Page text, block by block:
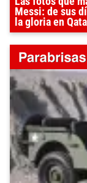
Messi: de sus
la gloria en